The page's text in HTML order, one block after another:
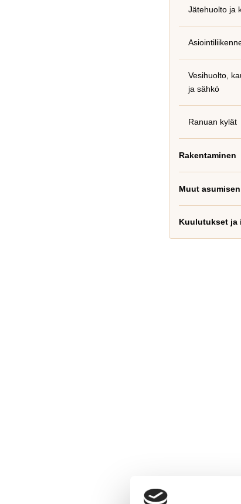
Jätehuolto ja
Vesihuolto,
ja sähkö
Ranuan kylät
Rakentaminen
Muut
Kuulutukset ja